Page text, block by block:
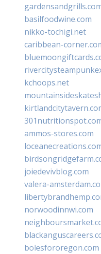
basilfoodwine.com
nikko-tochigi.net
caribbean-
kchoops.net
ammos-stores.com
joiedevivblog.com
valera-
norwoodinnwi.com
bolesfororegon.com